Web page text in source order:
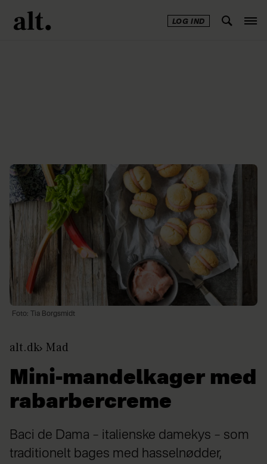
LOG IND
Foto: Tia Borgsmidt
alt.dk Mad
Mini-mandelkager med
rabarbercreme
Baci de Dama – italienske damekys – som
traditionelt bages med hasselnødder,